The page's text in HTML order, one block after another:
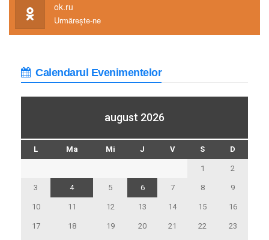
ok.ru
Urmărește-ne
Calendarul Evenimentelor
august 2026
L Ma Mi J V S D
1 2
3 4 5 6 7 8 9
10 11 12 13 14 15 16
17 18 19 20 21 22 23